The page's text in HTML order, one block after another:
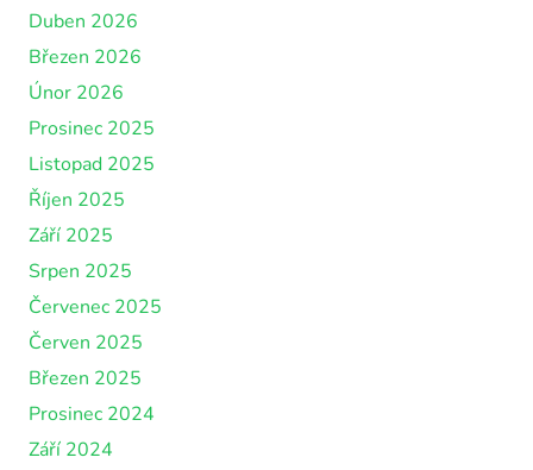
Duben 2026
Březen 2026
Únor 2026
Prosinec 2025
Listopad 2025
Říjen 2025
Září 2025
Srpen 2025
Červenec 2025
Červen 2025
Březen 2025
Prosinec 2024
Září 2024